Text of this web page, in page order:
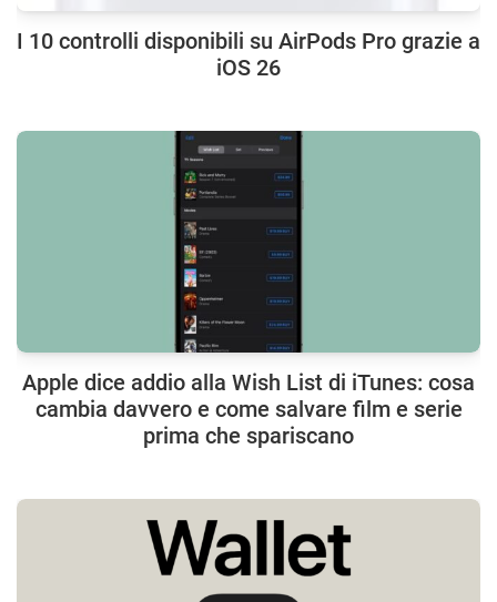
I 10 controlli disponibili su AirPods Pro grazie a
iOS 26
Apple dice addio alla Wish List di iTunes: cosa
cambia davvero e come salvare film e serie
prima che spariscano